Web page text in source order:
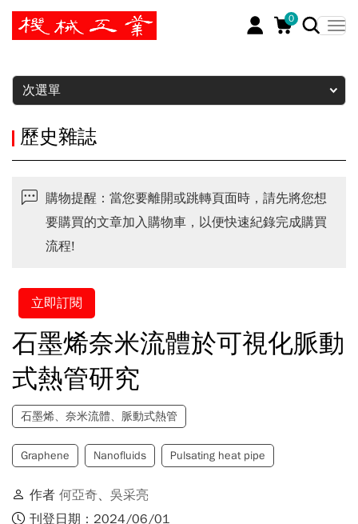
0
暫停
次選單
歷史雜誌
購物提醒：當您要離開或跳轉頁面時，請先將您想
要購買的文章加入購物車，以便快速紀錄完成購買
流程!
立即訂閱
石墨烯奈米流體於可視化脈動
式熱管研究
石墨烯、奈米流體、脈動式熱管
Graphene Nanofluids Pulsating heat pipe
作者 何亞奇、 吳采亮
刊登日期：2024/06/01